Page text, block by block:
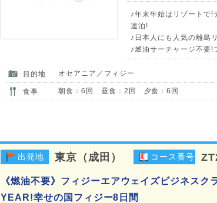
♪年末年始はリゾートで!
連泊!
♪日本人にも人気の離島
♪燃油サーチャージ不要!
目的地 オセアニア／フィジー
食事 朝食：6回 昼食：2回 夕食：6回
出発地 東京（成田） コース番号
《燃油不要》フィジーエアウェイズビジネス
YEAR!幸せの国フィジー8日間